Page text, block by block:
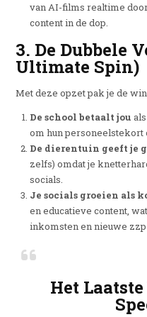
van AI-films realtime
content in de dop.
3. De Dubbele
Ultimate Spin)
Met deze opzet pak je de
De school betaalt jou
om hun personeelstekort
De dierentuin geeft je
zelfs) omdat je
socials.
Je socials groeien als
en educatieve content,
inkomsten en nieuwe
Het